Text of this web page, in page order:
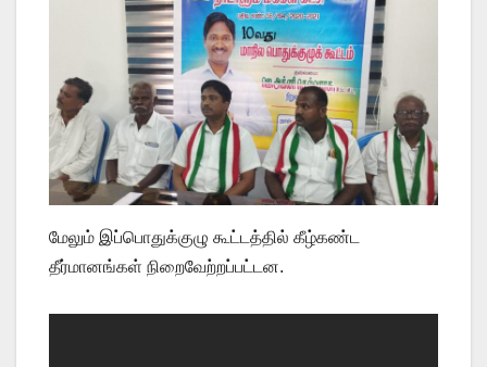
மேலும் இப்பொதுக்குழு கூட்டத்தில் கீழ்கண்ட
தீர்மானங்கள் நிறைவேற்றப்பட்டன.